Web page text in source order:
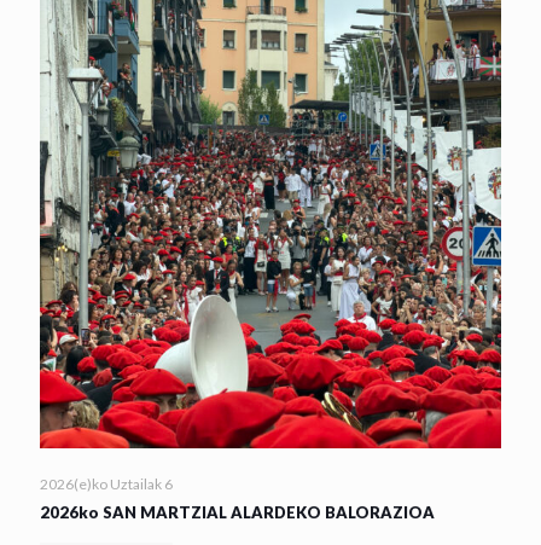
2026(e)ko Uztailak 6
2026ko SAN MARTZIAL ALARDEKO BALORAZIOA